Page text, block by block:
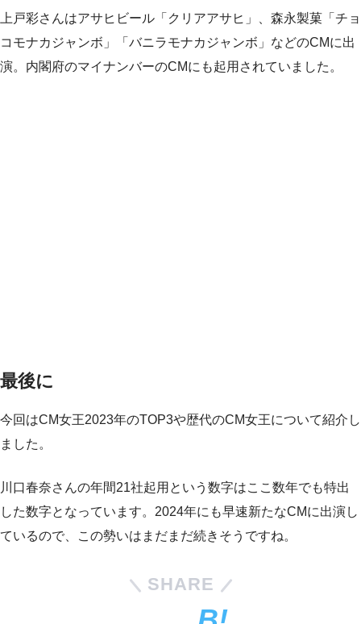
上戸彩さんはアサヒビール「クリアアサヒ」、森永製菓「チョ
コモナカジャンボ」「バニラモナカジャンボ」などのCMに出
演。内閣府のマイナンバーのCMにも起用されていました。
最後に
今回はCM女王2023年のTOP3や歴代のCM女王について紹介し
ました。
川口春奈さんの年間21社起用という数字はここ数年でも特出
した数字となっています。2024年にも早速新たなCMに出演し
ているので、この勢いはまだまだ続きそうですね。
SHARE